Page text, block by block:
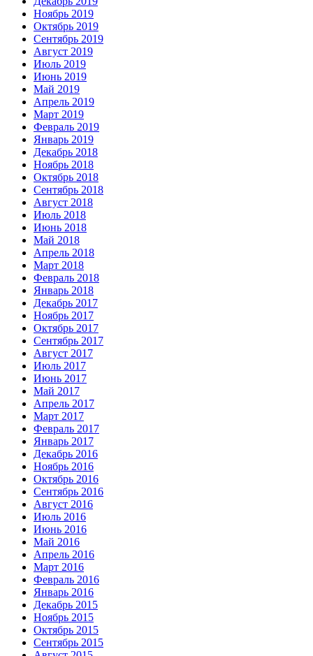
Ноябрь 2019
Октябрь 2019
Сентябрь 2019
Август 2019
Июль 2019
Июнь 2019
Май 2019
Апрель 2019
Март 2019
Февраль 2019
Январь 2019
Декабрь 2018
Ноябрь 2018
Октябрь 2018
Сентябрь 2018
Август 2018
Июль 2018
Июнь 2018
Май 2018
Апрель 2018
Март 2018
Февраль 2018
Январь 2018
Декабрь 2017
Ноябрь 2017
Октябрь 2017
Сентябрь 2017
Август 2017
Июль 2017
Июнь 2017
Май 2017
Апрель 2017
Март 2017
Февраль 2017
Январь 2017
Декабрь 2016
Ноябрь 2016
Октябрь 2016
Сентябрь 2016
Август 2016
Июль 2016
Июнь 2016
Май 2016
Апрель 2016
Март 2016
Февраль 2016
Январь 2016
Декабрь 2015
Ноябрь 2015
Октябрь 2015
Сентябрь 2015